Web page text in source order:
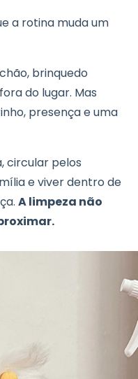
a rotina muda um
brinquedo
do lugar. Mas
presença e uma
circular pelos
e viver dentro de
A limpeza não